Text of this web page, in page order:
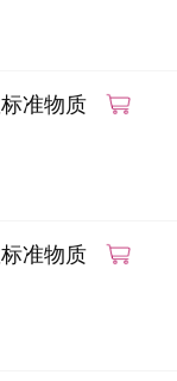
准物质
准物质